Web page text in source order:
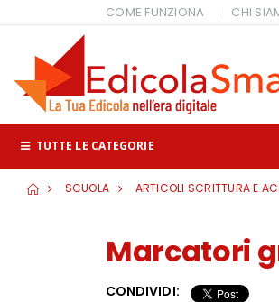
COME FUNZIONA CHI
TUTTE LE CATEGORIE
SCUOLA ARTICOLI SCRITTURA E
Marcatori
CONDIVIDI: